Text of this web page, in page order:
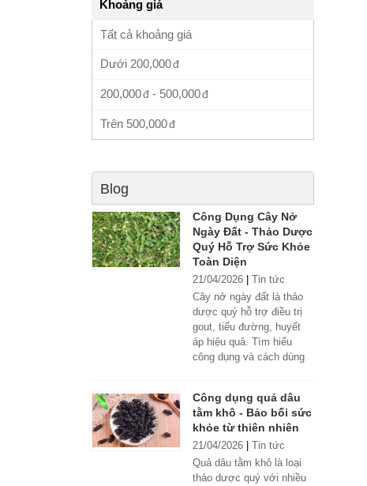
Khoảng giá
Tất cả khoảng giá
Dưới 200,000
200,000 - 500,000
Trên 500,000
Blog
Công Dụng Cây Nở
Ngày Đất - Thảo Dược
Quý Hỗ Trợ Sức Khỏe
Toàn Diện
21/04/2026
Tin tức
Cây nở ngày đất là thảo
dược quý hỗ trợ điều trị
gout, tiểu đường, huyết
áp hiệu quả. Tìm hiểu
công dụng và cách dùng
Công dụng quả dâu
tằm khô - Bảo bối sức
khỏe từ thiên nhiên
21/04/2026
Tin tức
Quả dâu tằm khô là loại
thảo dược quý với nhiều